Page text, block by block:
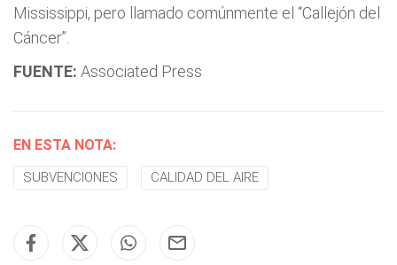
Mississippi, pero llamado comúnmente el “Callejón del
Cáncer”.
FUENTE: Associated Press
EN ESTA NOTA:
SUBVENCIONES CALIDAD DEL AIRE